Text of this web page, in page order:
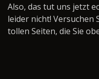
Also, das tut uns jetzt
leider nicht! Versuchen
tollen Seiten, die Sie